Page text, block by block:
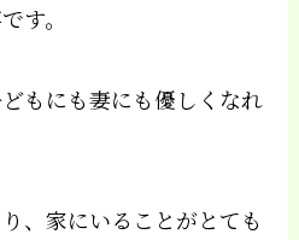
す。
もにも妻にも優しくなれ
、家にいることがとても